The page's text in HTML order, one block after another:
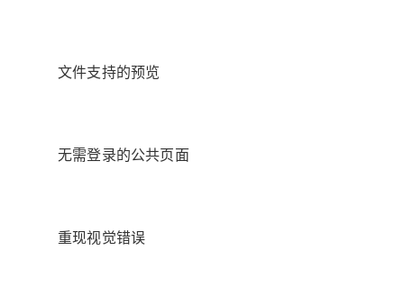
文件支持的预览
无需登录的公共页面
重现视觉错误